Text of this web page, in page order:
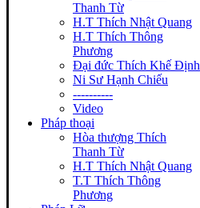
Thanh Từ
H.T Thích Nhật Quang
H.T Thích Thông
Phương
Đại đức Thích Khế Định
Ni Sư Hạnh Chiếu
----------
Video
Pháp thoại
Hòa thượng Thích
Thanh Từ
H.T Thích Nhật Quang
T.T Thích Thông
Phương